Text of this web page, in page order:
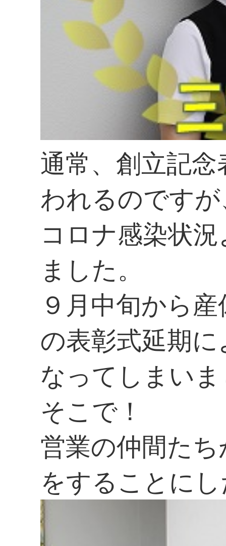
通常、創立記
われるのです
コロナ感染状
ました。
９月中旬から
の表彰式延期
なってしまい
そこで！
営業の仲間た
をすることに